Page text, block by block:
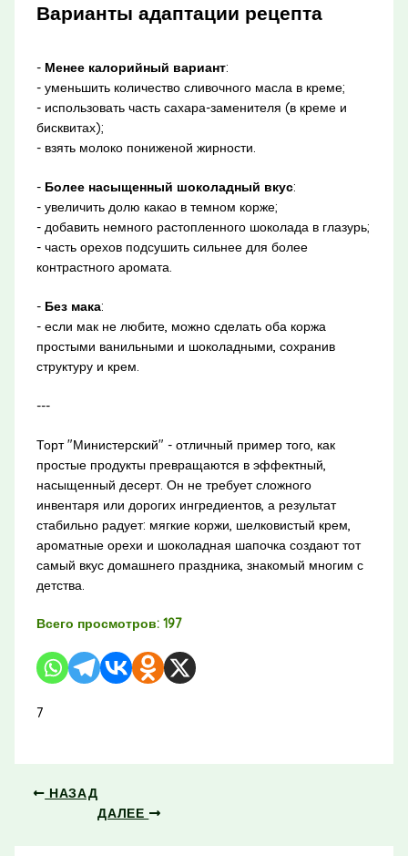
Варианты адаптации рецепта
- Менее калорийный вариант:
- уменьшить количество сливочного масла в креме;
- использовать часть сахара-заменителя (в креме и
бисквитах);
- взять молоко пониженой жирности.
- Более насыщенный шоколадный вкус:
- увеличить долю какао в темном корже;
- добавить немного растопленного шоколада в глазурь;
- часть орехов подсушить сильнее для более
контрастного аромата.
- Без мака:
- если мак не любите, можно сделать оба коржа
простыми ванильными и шоколадными, сохранив
структуру и крем.
---
Торт "Министерский" - отличный пример того, как
простые продукты превращаются в эффектный,
насыщенный десерт. Он не требует сложного
инвентаря или дорогих ингредиентов, а результат
стабильно радует: мягкие коржи, шелковистый крем,
ароматные орехи и шоколадная шапочка создают тот
самый вкус домашнего праздника, знакомый многим с
детства.
Всего просмотров: 197
7
НАЗАД
ДАЛЕЕ